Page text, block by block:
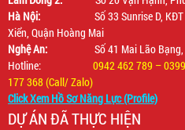
Hà Nội: Số 33 Sunrise D,
Xiển, Quận Hoàng Mai
Nghệ An: Số 41 Mai Lão Bạng,
Hotline: 0942 462 789 –
177 368 (Call/ Zalo)
Click Xem Hồ Sơ Năng Lực (Profile)
DỰ ÁN ĐÃ THỰC HIỆN